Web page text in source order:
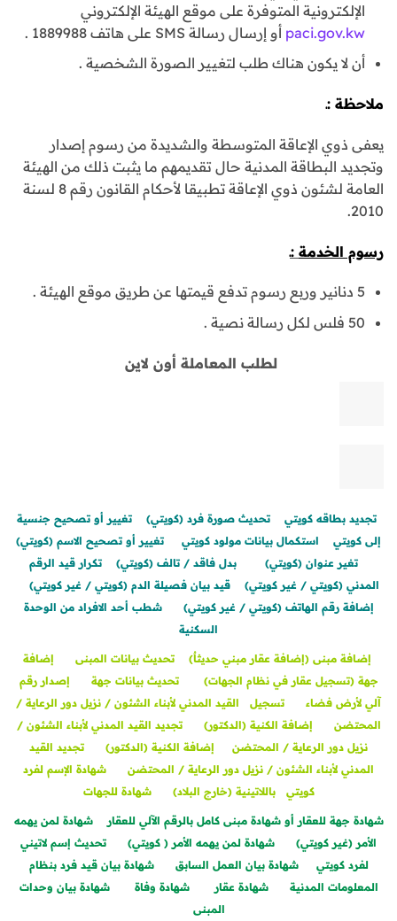
الإلكترونية المتوفرة على موقع الهيئة الإلكتروني
paci.gov.kw أو إرسال رسالة SMS على هاتف 1889988 .
أن لا يكون هناك طلب لتغيير الصورة الشخصية .
ملاحظة :ـ
يعفى ذوي الإعاقة المتوسطة والشديدة من رسوم إصدار
وتجديد البطاقة المدنية حال تقديمهم ما يثبت ذلك من الهيئة
العامة لشئون ذوي الإعاقة تطبيقا لأحكام القانون رقم 8 لسنة
2010.
رسوم الخدمة :ـ
5 دنانير وربع رسوم تدفع قيمتها عن طريق موقع الهيئة .
50 فلس لكل رسالة نصية .
لطلب المعاملة أون لاين
تجديد بطاقه كويتي تحديث صورة فرد (كويتي)
تغيير أو تصحيح جنسية
إلى كويتي
استكمال بيانات مولود كويتي
تغيير أو تصحيح الاسم (كويتي)
تغير عنوان (كويتي)
بدل فاقد / تالف (كويتي)
تكرار قيد الرقم
المدني (كويتي / غير كويتي)
قيد بيان فصيلة الدم (كويتي / غير كويتي)
إضافة رقم الهاتف (كويتي / غير كويتي)
شطب أحد الافراد من الوحدة
السكنية
إضافة مبنى (إضافة عقار مبني حديثاٌ) تحديث بيانات المبنى
إضافة
جهة (تسجيل عقار في نظام الجهات)
تحديث بيانات جهة
إصدار رقم
آلي لأرض فضاء
تسجيل القيد المدني لأبناء الشئون / نزيل دور الرعاية /
المحتضن
إضافة الكنية (الدكتور)
تجديد القيد المدني لأبناء الشئون /
نزيل دور الرعاية / المحتضن
إضافة الكنية (الدكتور)
تجديد القيد
المدني لأبناء الشئون / نزيل دور الرعاية / المحتضن
شهادة الإسم لفرد
كويتي باللاتينية (خارج البلاد)
شهادة للجهات
شهادة جهة للعقار أو شهادة مبنى كامل بالرقم الآلي للعقار
شهادة لمن يهمه
الأمر (غير كويتي)
شهادة لمن يهمه الأمر ( كويتي)
تحديث إسم لاتيني
لفرد كويتي
شهادة بيان العمل السابق
شهادة بيان قيد فرد بنظام
المعلومات المدنية
شهادة عقار شهادة وفاة
شهادة بيان وحدات
المبنى